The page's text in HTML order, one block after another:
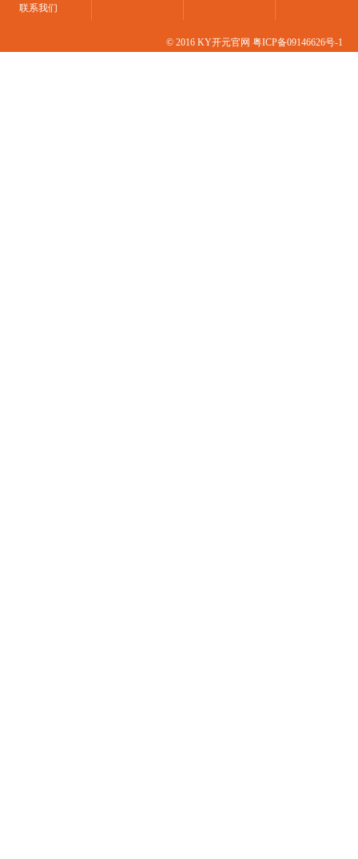
联系我们
© 2016 KY开元官网粤ICP备09146626号-1